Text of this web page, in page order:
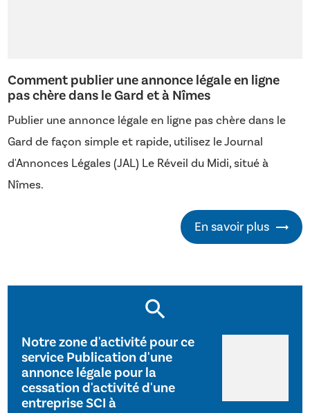
Comment publier une annonce légale en ligne
pas chère dans le Gard et à Nîmes
Publier une annonce légale en ligne pas chère dans le
Gard de façon simple et rapide, utilisez le Journal
d'Annonces Légales (JAL) Le Réveil du Midi, situé à
Nîmes.
En savoir plus
Notre zone d'activité pour ce
service Publication d'une
annonce légale pour la
cessation d'activité d'une
entreprise SCI à